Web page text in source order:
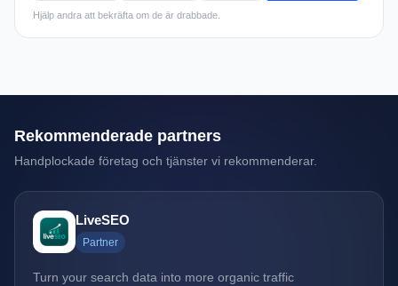
Hjälp andra att bekräfta om de är drabbade.
Rekommenderade partners
Handplockade företag och tjänster vi rekommenderar.
LiveSEO
Partner
Turn your search data into more organic traffic